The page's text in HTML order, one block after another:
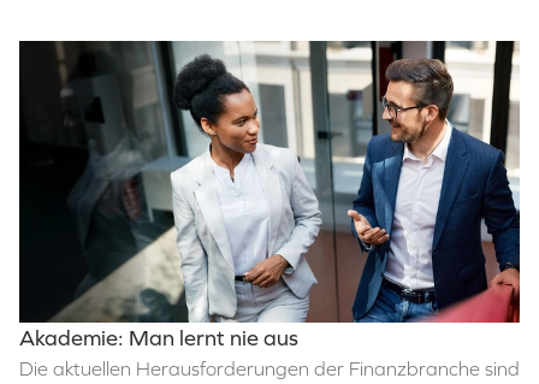
Akademie: Man lernt nie aus
Die aktuellen Herausforderungen der Finanzbranche sind